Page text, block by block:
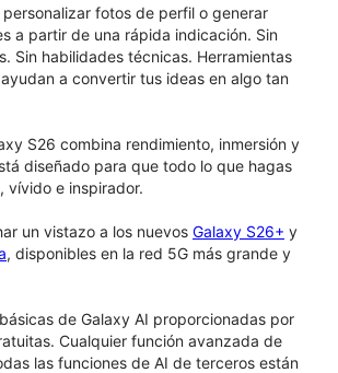
fotos de perfil o generar
a partir de una rápida indicación. Sin
Sin habilidades técnicas. Herramientas
a convertir tus ideas en algo tan
S26 combina rendimiento, inmersión y
diseñado para que todo lo que hagas
vívido e inspirador.
un vistazo a los nuevos Galaxy S26+ y
, disponibles en la red 5G más grande y
de Galaxy AI proporcionadas por
Cualquier función avanzada de
las funciones de AI de terceros están